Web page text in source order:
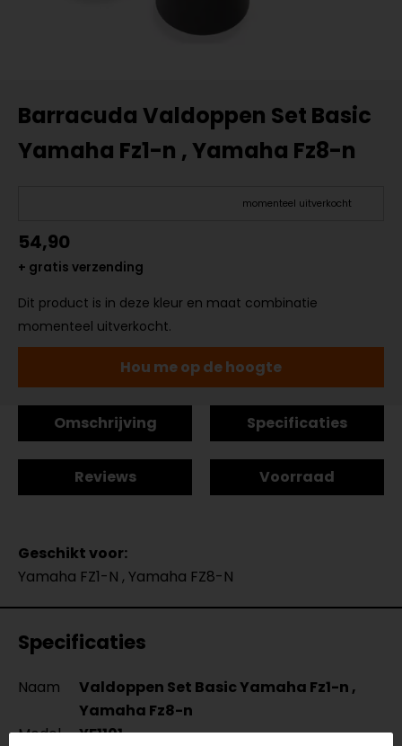
Barracuda Valdoppen Set Basic
Yamaha Fz1-n , Yamaha Fz8-n
momenteel uitverkocht
54,90
+ gratis verzending
Dit product is in deze kleur en maat combinatie
momenteel uitverkocht.
Hou me op de hoogte
Omschrijving Specificaties
Reviews Voorraad
Geschikt voor:
Yamaha FZ1-N , Yamaha FZ8-N
Specificaties
Naam
Valdoppen Set Basic Yamaha Fz1-n ,
Yamaha Fz8-n
Model
YF1101